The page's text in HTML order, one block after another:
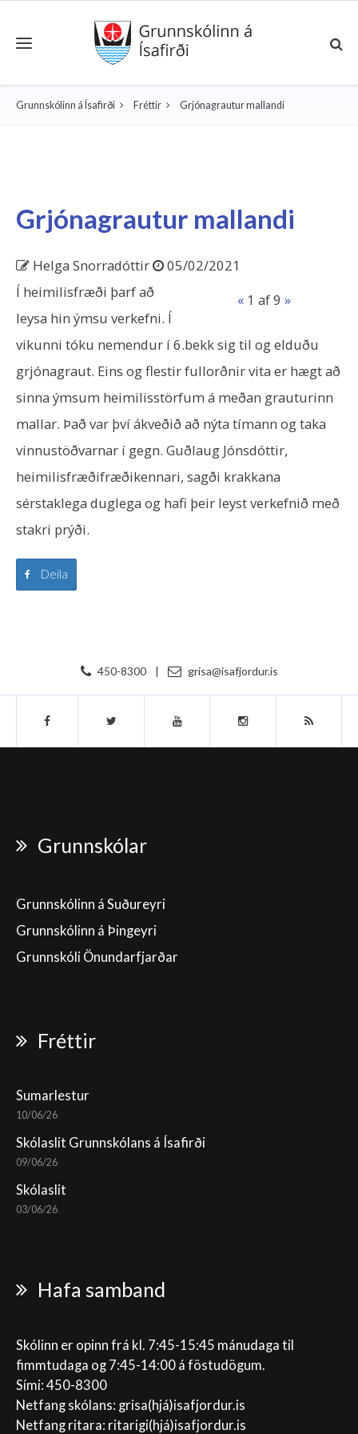
Toggle navigation
Grunnskólinn á Ísafirði Fréttir Grjónagrautur mallandi
Grjónagrautur mallandi
Helga Snorradóttir
05/02/2021
« 1 af 9 »
Í heimilisfræði þarf að
leysa hin ýmsu verkefni. Í
vikunni tóku nemendur í 6.bekk sig til og elduðu
grjónagraut. Eins og flestir fullorðnir vita er hægt að
sinna ýmsum heimilisstörfum á meðan grauturinn
mallar. Það var því ákveðið að nýta tímann og taka
vinnustöðvarnar í gegn. Guðlaug Jónsdóttir,
heimilisfræðifræðikennari, sagði krakkana
sérstaklega duglega og hafi þeir leyst verkefnið með
stakri prýði.
Deila
450-8300 | grisa@isafjordur.is
Grunnskólar
Grunnskólinn á Suðureyri
Grunnskólinn á Þingeyri
Grunnskóli Önundarfjarðar
Fréttir
Sumarlestur
10/06/26
Skólaslit Grunnskólans á Ísafirði
09/06/26
Skólaslit
03/06/26
Hafa samband
Skólinn er opinn frá kl. 7:45-15:45 mánudaga til
fimmtudaga og 7:45-14:00 á föstudögum.
Sími: 450-8300
Netfang skólans: grisa(hjá)isafjordur.is
Netfang ritara: ritarigi(hjá)isafjordur.is